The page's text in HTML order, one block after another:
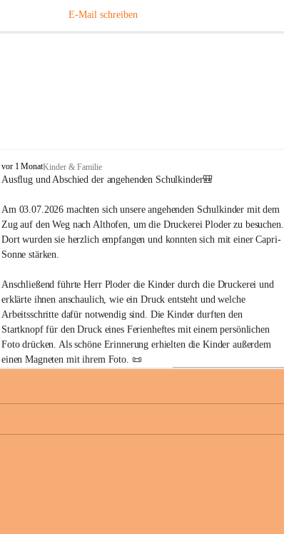
E-Mail schreiben
P
f
r
r
k
i
n
e
r
g
a
r
t
e
n
s
vor 1 MonatKinder & Familie
Ausflug und Abschied der angehenden Schulkinder🎒
Am 03.07.2026 machten sich unsere angehenden Schulkinder mit dem
Zug auf den Weg nach Althofen, um die Druckerei Ploder zu besuchen.
Dort wurden sie herzlich empfangen und konnten sich mit einer Capri-
Sonne stärken.
Anschließend führte Herr Ploder die Kinder durch die Druckerei und
erklärte ihnen anschaulich, wie ein Druck entsteht und welche
Arbeitsschritte dafür notwendig sind. Die Kinder durften den
Startknopf für den Druck eines Ferienheftes mit einem persönlichen
Foto drücken. Als schöne Erinnerung erhielten die Kinder außerdem
einen Magneten mit ihrem Foto. 📜
Führung, die vielen spannenden Einblicke und die liebevolle